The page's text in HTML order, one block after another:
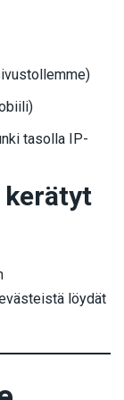
tasolla IP-
kerätyt
löydät